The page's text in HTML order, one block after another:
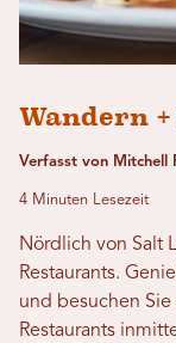
Wandern +
Verfasst von Mitchell
4 Minuten Lesezeit
Nördlich von Salt
Restaurants.
und besuchen
Restaurants